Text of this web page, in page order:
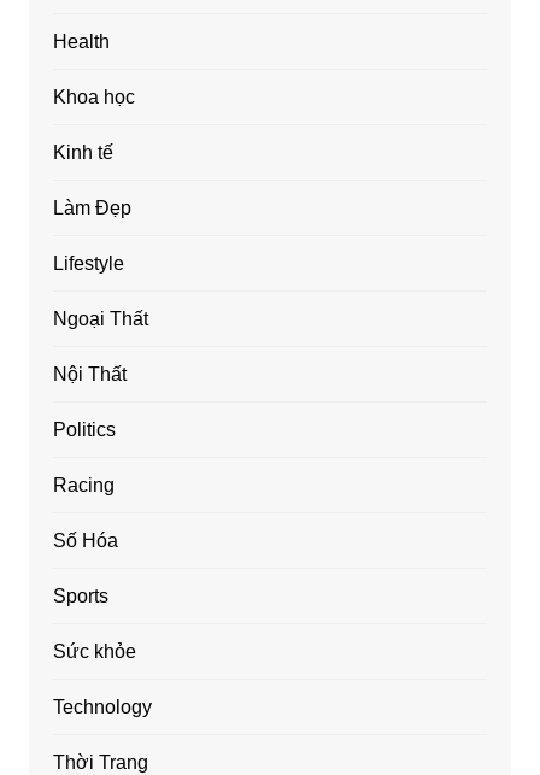
Health
Khoa học
Kinh tế
Làm Đẹp
Lifestyle
Ngoại Thất
Nội Thất
Politics
Racing
Số Hóa
Sports
Sức khỏe
Technology
Thời Trang